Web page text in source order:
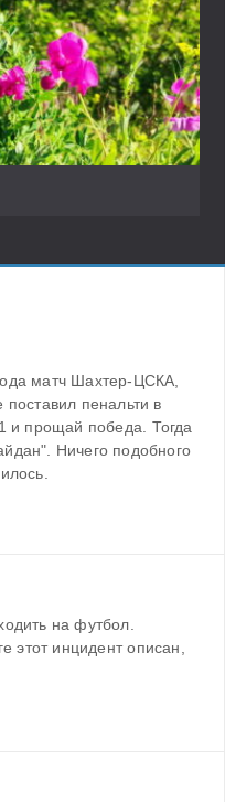
матч Шахтер-ЦСКА,
поставил пенальти в
и прощай победа. Тогда
Ничего подобного
на футбол.
этот инцидент описан,